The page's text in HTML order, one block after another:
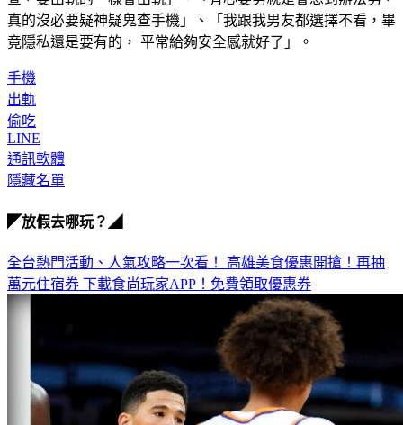
真的沒必要疑神疑鬼查手機」、「我跟我男友都選擇不看，畢
竟隱私還是要有的， 平常給夠安全感就好了」。
手機
出軌
偷吃
LINE
通訊軟體
隱藏名單
◤放假去哪玩？◢
全台熱門活動、人氣攻略一次看！ 高雄美食優惠開搶！再抽
萬元住宿券 下載食尚玩家APP！免費領取優惠券